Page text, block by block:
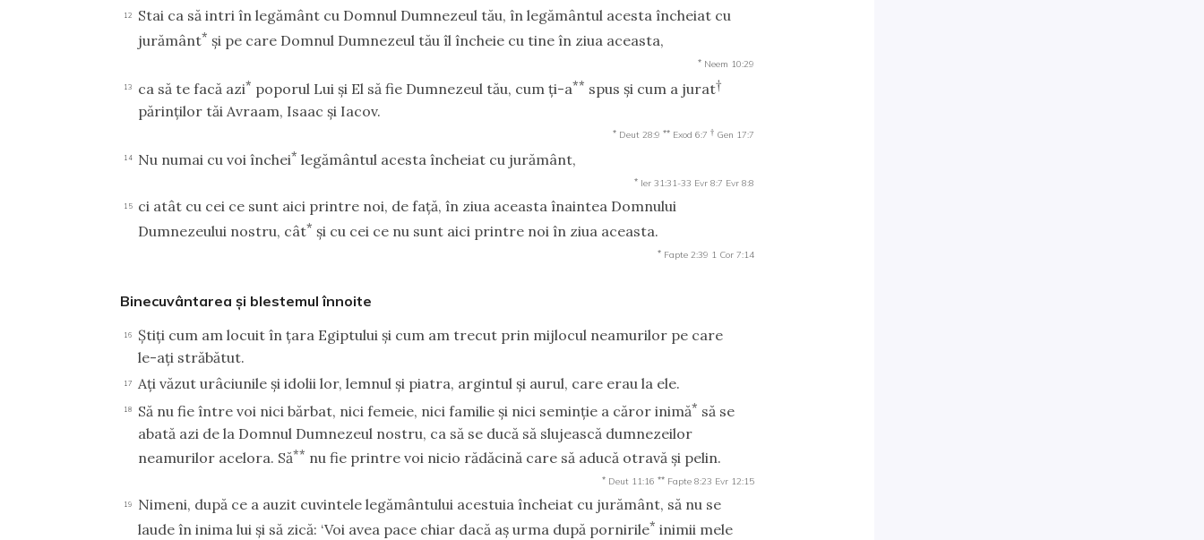
12
Stai ca să intri în legământ cu Domnul Dumnezeul tău, în legământul acesta încheiat cu
jurământ* şi pe care Domnul Dumnezeul tău îl încheie cu tine în ziua aceasta,
* Neem 10:29
13 ca să te facă azi* poporul Lui şi El să fie Dumnezeul tău, cum ţi-a** spus şi cum a jurat†
părinţilor tăi Avraam, Isaac şi Iacov.
* Deut 28:9 ** Exod 6:7 † Gen 17:7
14 Nu numai cu voi închei* legământul acesta încheiat cu jurământ,
* Ier 31:31-33 Evr 8:7 Evr 8:8
15
ci atât cu cei ce sunt aici printre noi, de faţă, în ziua aceasta înaintea Domnului
Dumnezeului nostru, cât* şi cu cei ce nu sunt aici printre noi în ziua aceasta.
* Fapte 2:39 1 Cor 7:14
Binecuvântarea şi blestemul înnoite
16
Ştiţi cum am locuit în ţara Egiptului şi cum am trecut prin mijlocul neamurilor pe care
le-aţi străbătut.
17 Aţi văzut urâciunile şi idolii lor, lemnul şi piatra, argintul şi aurul, care erau la ele.
18 Să nu fie între voi nici bărbat, nici femeie, nici familie şi nici seminţie a căror inimă* să se
abată azi de la Domnul Dumnezeul nostru, ca să se ducă să slujească dumnezeilor
neamurilor acelora. Să** nu fie printre voi nicio rădăcină care să aducă otravă şi pelin.
* Deut 11:16 ** Fapte 8:23 Evr 12:15
19
Nimeni, după ce a auzit cuvintele legământului acestuia încheiat cu jurământ, să nu se
laude în inima lui şi să zică: ‘Voi avea pace chiar dacă aş urma după pornirile* inimii mele